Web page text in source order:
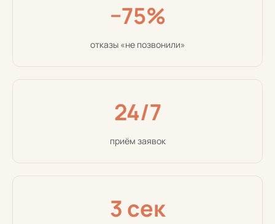
−75%
отказы «не позвонили»
24/7
приём заявок
3 сек